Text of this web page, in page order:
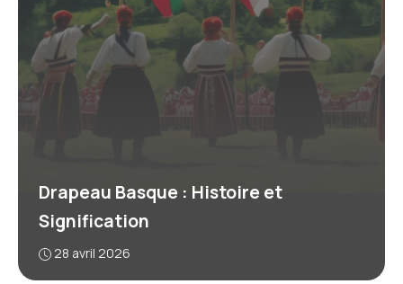
Drapeau Basque : Histoire et
Signification
28 avril 2026